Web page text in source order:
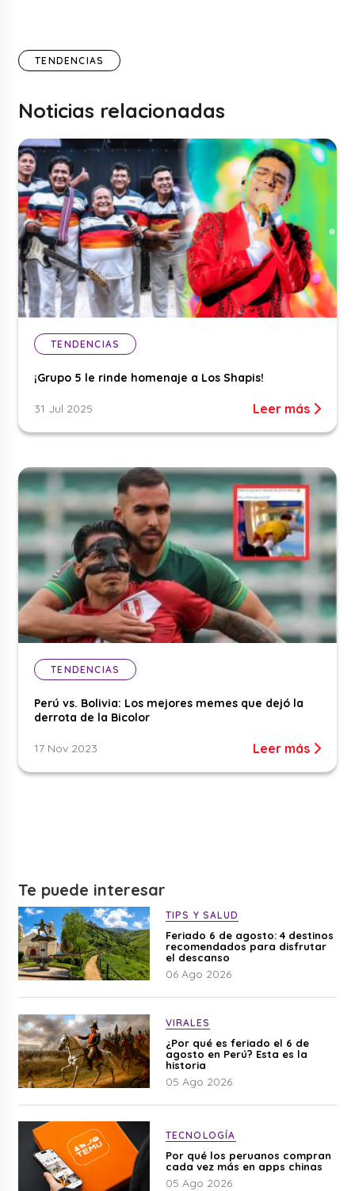
TENDENCIAS
Noticias relacionadas
TENDENCIAS
¡Grupo 5 le rinde homenaje a Los Shapis!
31 Jul 2025 Leer más
TENDENCIAS
Perú vs. Bolivia: Los mejores memes que dejó la
derrota de la Bicolor
17 Nov 2023 Leer más
Te puede interesar
TIPS Y SALUD
Feriado 6 de agosto: 4 destinos
recomendados para disfrutar
el descanso
06 Ago 2026
VIRALES
¿Por qué es feriado el 6 de
agosto en Perú? Esta es la
historia
05 Ago 2026
TECNOLOGÍA
Por qué los peruanos compran
cada vez más en apps chinas
05 Ago 2026